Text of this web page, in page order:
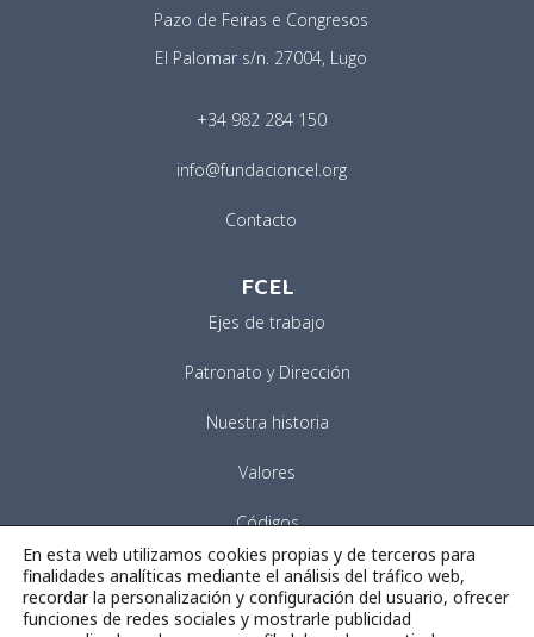
Pazo de Feiras e Congresos
El Palomar s/n. 27004, Lugo
+34 982 284 150
info@fundacioncel.org
Contacto
FCEL
Ejes de trabajo
Patronato y Dirección
Nuestra historia
Valores
Códigos
Canal de denuncias FCEL
Estatutos
En esta web utilizamos cookies propias y de terceros para
finalidades analíticas mediante el análisis del tráfico web,
recordar la personalización y configuración del usuario, ofrecer
funciones de redes sociales y mostrarle publicidad